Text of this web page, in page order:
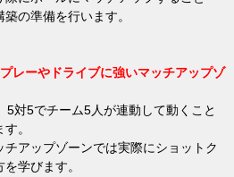
の準備を行います。
レーやドライブに強いマッチアップゾ
対5でチーム5人が連動して動くこと
。
チアップゾーンでは実際にショットク
学びます。